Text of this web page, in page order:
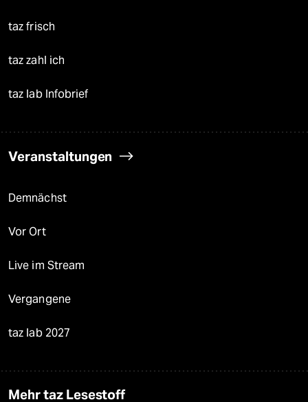
taz frisch
taz zahl ich
taz lab Infobrief
Veranstaltungen
Demnächst
Vor Ort
Live im Stream
Vergangene
taz lab 2027
Mehr taz Lesestoff